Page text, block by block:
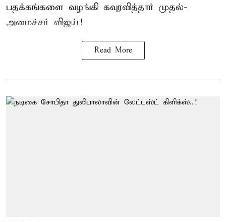
பதக்கங்களை வழங்கி கவுரவித்தார் முதல்-
அமைச்சர் விஜய்!
Read More